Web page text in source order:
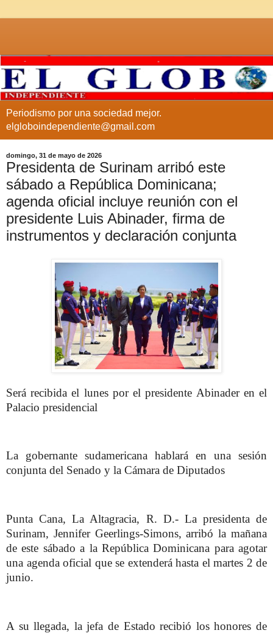
Periodismo por una sociedad mejor.
elgloboindependiente@gmail.com
domingo, 31 de mayo de 2026
Presidenta de Surinam arribó este
sábado a República Dominicana;
agenda oficial incluye reunión con el
presidente Luis Abinader, firma de
instrumentos y declaración conjunta
Será recibida el lunes por el presidente Abinader en el
Palacio presidencial
La gobernante sudamericana hablará en una sesión
conjunta del Senado y la Cámara de Diputados
Punta Cana, La Altagracia, R. D.- La presidenta de
Surinam, Jennifer Geerlings-Simons, arribó la mañana
de este sábado a la República Dominicana para agotar
una agenda oficial que se extenderá hasta el martes 2 de
junio.
A su llegada, la jefa de Estado recibió los honores de